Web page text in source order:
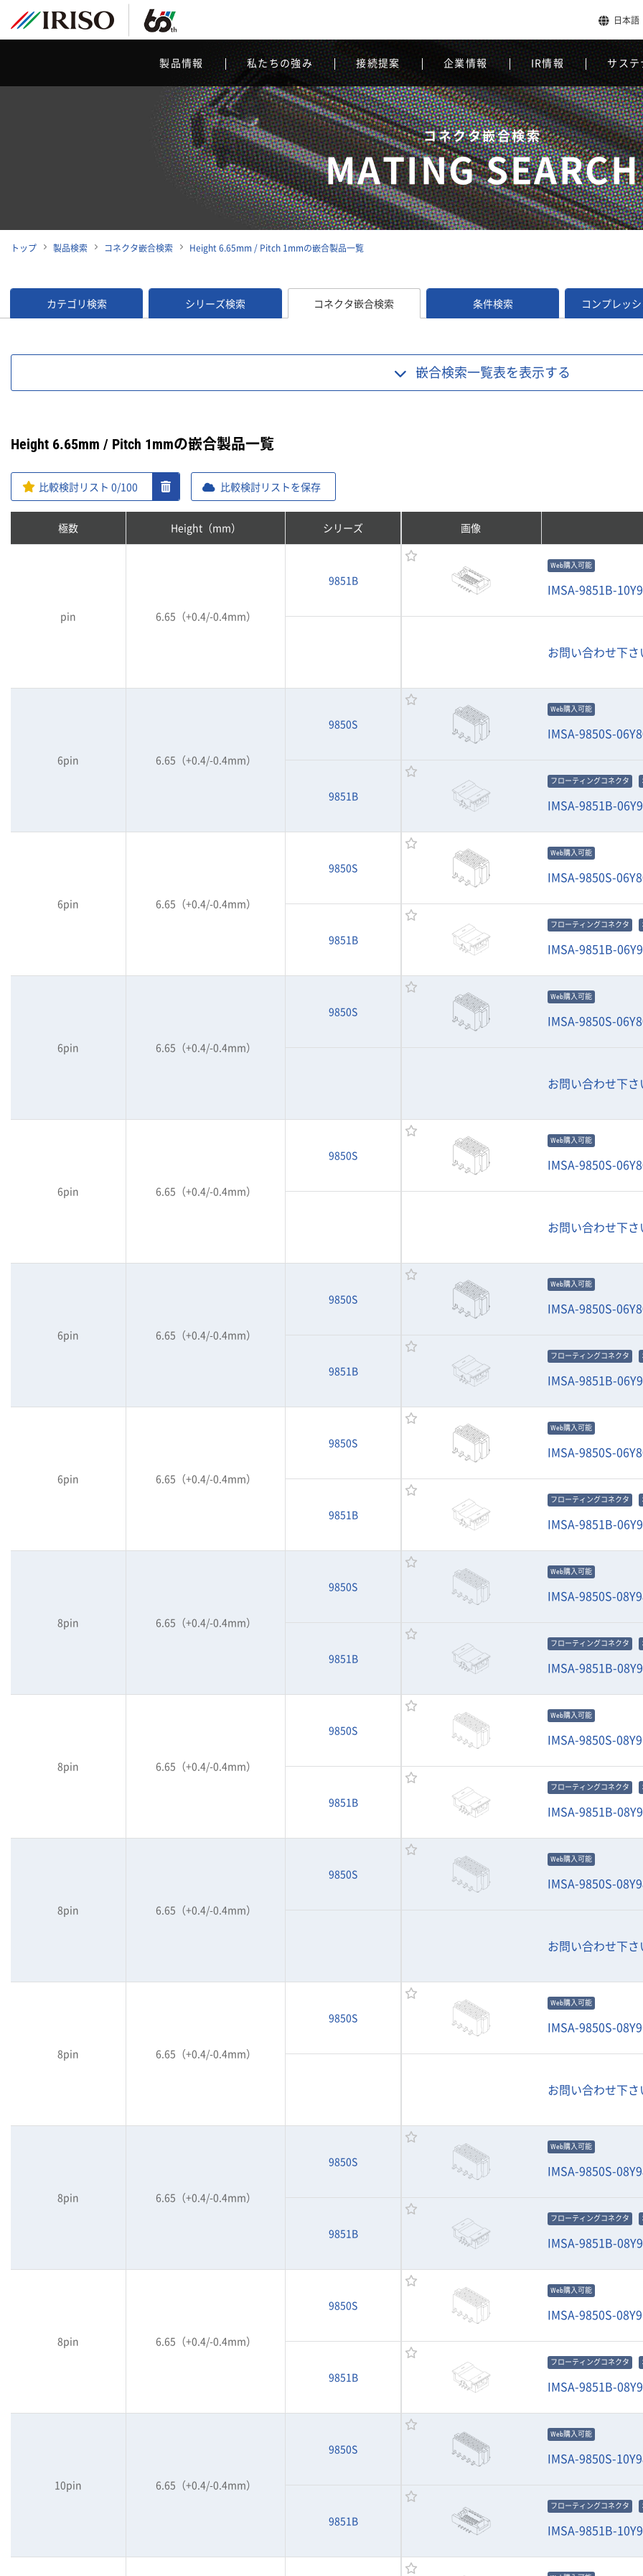
日本語
製品情報 私たちの強み 接続提案 企業情報 IR情報 サステ
コネクタ嵌合検索
MATING SEARCH
トップ 製品検索 コネクタ嵌合検索 Height 6.65mm / Pitch 1mmの嵌合製品一覧
カテゴリ検索 シリーズ検索 コネクタ嵌合検索 条件検索 コンプレッ
嵌合検索一覧表を表示する
Height 6.65mm / Pitch 1mmの嵌合製品一覧
比較検討リスト 0/100 比較検討リストを保存
極数 Height（mm） シリーズ 画像
pin 6.65（+0.4/-0.4mm）
9851B
Web購入可能
IMSA-9851B-
お問い合わせ下さ
6pin 6.65（+0.4/-0.4mm）
9850S
Web購入可能
IMSA-9850S-
9851B
フローティングコネクタ
IMSA-9851B-
6pin 6.65（+0.4/-0.4mm）
9850S
Web購入可能
IMSA-9850S-
9851B
フローティングコネクタ
IMSA-9851B-
6pin 6.65（+0.4/-0.4mm）
9850S
Web購入可能
IMSA-9850S-
お問い合わせ下さ
6pin 6.65（+0.4/-0.4mm）
9850S
Web購入可能
IMSA-9850S-
お問い合わせ下さ
6pin 6.65（+0.4/-0.4mm）
9850S
Web購入可能
IMSA-9850S-
9851B
フローティングコネクタ
IMSA-9851B-
6pin 6.65（+0.4/-0.4mm）
9850S
Web購入可能
IMSA-9850S-
9851B
フローティングコネクタ
IMSA-9851B-
8pin 6.65（+0.4/-0.4mm）
9850S
Web購入可能
IMSA-9850S-
9851B
フローティングコネクタ
IMSA-9851B-
8pin 6.65（+0.4/-0.4mm）
9850S
Web購入可能
IMSA-9850S-
9851B
フローティングコネクタ
IMSA-9851B-
8pin 6.65（+0.4/-0.4mm）
9850S
Web購入可能
IMSA-9850S-
お問い合わせ下さ
8pin 6.65（+0.4/-0.4mm）
9850S
Web購入可能
IMSA-9850S-
お問い合わせ下さ
8pin 6.65（+0.4/-0.4mm）
9850S
Web購入可能
IMSA-9850S-
9851B
フローティングコネクタ
IMSA-9851B-
8pin 6.65（+0.4/-0.4mm）
9850S
Web購入可能
IMSA-9850S-
9851B
フローティングコネクタ
IMSA-9851B-
10pin 6.65（+0.4/-0.4mm）
9850S
Web購入可能
IMSA-9850S-
9851B
フローティングコネクタ
IMSA-9851B-